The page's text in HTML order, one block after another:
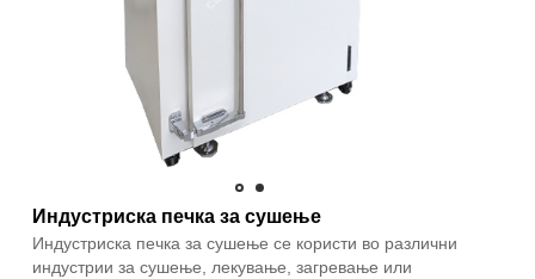
Индустриска печка за сушење
Индустриска печка за сушење се користи во различни
индустрии за сушење, лекување, загревање или